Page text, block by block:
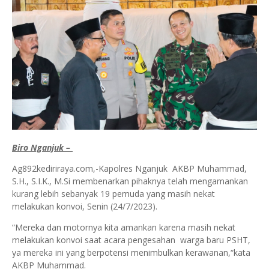
Biro Nganjuk –
Ag892kediriraya.com,-Kapolres Nganjuk AKBP Muhammad,
S.H., S.I.K., M.Si membenarkan pihaknya telah mengamankan
kurang lebih sebanyak 19 pemuda yang masih nekat
melakukan konvoi, Senin (24/7/2023).
“Mereka dan motornya kita amankan karena masih nekat
melakukan konvoi saat acara pengesahan warga baru PSHT,
ya mereka ini yang berpotensi menimbulkan kerawanan,“kata
AKBP Muhammad.